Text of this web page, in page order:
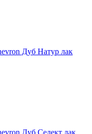
Дуб Натур лак